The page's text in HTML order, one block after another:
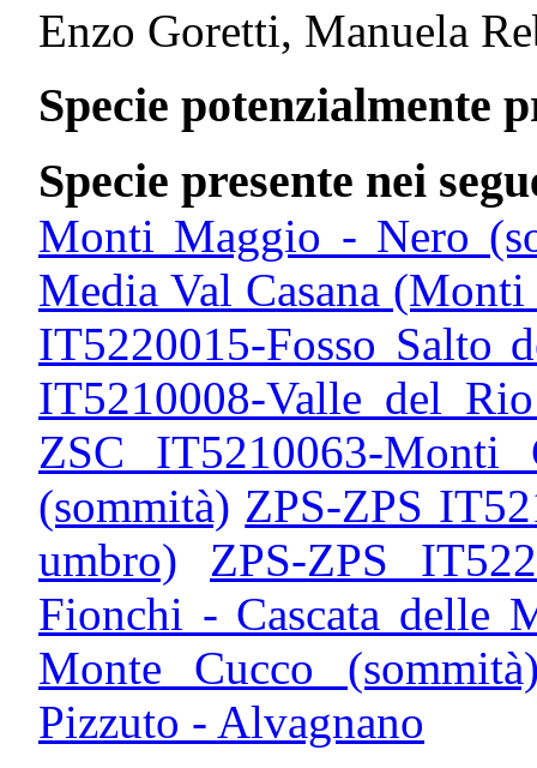
Enzo Goretti, Manuela
Specie potenzialmente
Specie presente nei
Monti Maggio - Nero
Media Val Casana
IT5220015-Fosso Salto
IT5210008-Valle del
ZSC IT5210063-
(sommità) ZPS-ZPS
umbro)
ZPS-ZPS
Fionchi - Cascata delle
Monte Cucco
Pizzuto - Alvagnano